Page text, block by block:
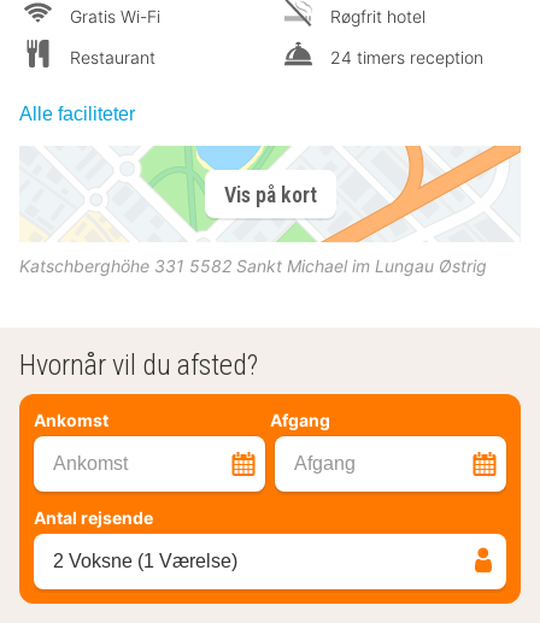
Gratis Wi-Fi
Restaurant
Røgfrit hotel
24 timers reception
Alle faciliteter
Vis på kort
Katschberghöhe 331 5582 Sankt Michael im Lungau Østrig
Hvornår vil du afsted?
Ankomst Afgang
Ankomst Afgang
Antal rejsende
2 Voksne (1 Værelse)